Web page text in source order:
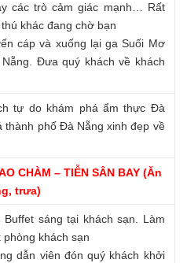
các trò cảm giác mạnh… Rất
khác đang chờ bạn
cáp và xuống lại ga Suối Mơ
Đưa quý khách về khách
tự do khám phá ẩm thực Đà
thành phố Đà Nẵng xinh đẹp về
CHÀM – TIỄN SÂN BAY (Ăn
trưa)
Buffet sáng tại khách sạn. Làm
khách sạn
dẫn viên đón quý khách khởi